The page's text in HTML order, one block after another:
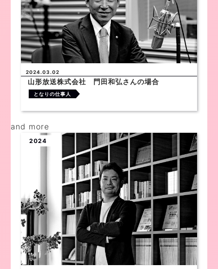
2024.03.02
山形放送株式会社 門田和弘さんの場合
となりの仕事人
and more
2024